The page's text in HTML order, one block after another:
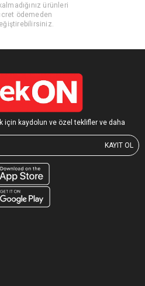
ürünleri
ödemeden
için kaydolun ve özel teklifler ve daha
KAYIT OL